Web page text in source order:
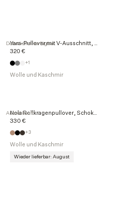
Demnächst verfügbar
320 €
Wolle und Kaschmir
+1
Ausverkauft
330 €
Wolle und Kaschmir
Wieder lieferbar: August
+3